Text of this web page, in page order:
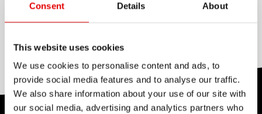
Consent Details About
This website uses cookies
We use cookies to personalise content and ads, to
provide social media features and to analyse our traffic.
We also share information about your use of our site with
our social media, advertising and analytics partners who
ideal para todos los eMTB para ser montados en
los terreno de MTB adecuados.
MATERIAL